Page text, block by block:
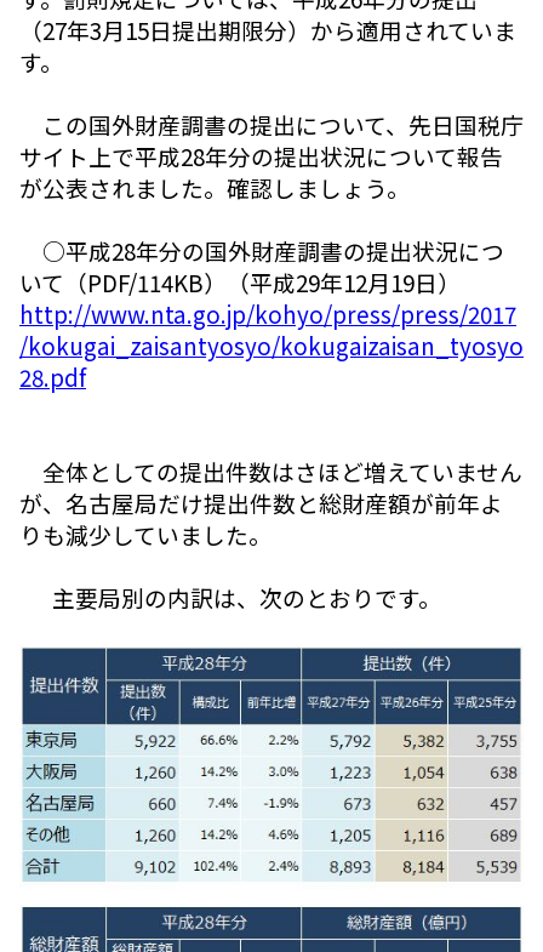
（27年3月15日提出期限分）から適用されていま
す。
この国外財産調書の提出について、先日国税庁
サイト上で平成28年分の提出状況について報告
が公表されました。確認しましょう。
○平成28年分の国外財産調書の提出状況につ
いて（PDF/114KB）（平成29年12月19日）
http://www.nta.go.jp/kohyo/press/press/2017
/kokugai_zaisantyosyo/kokugaizaisan_tyosyo
28.pdf
全体としての提出件数はさほど増えていません
が、名古屋局だけ提出件数と総財産額が前年よ
りも減少していました。
主要局別の内訳は、次のとおりです。